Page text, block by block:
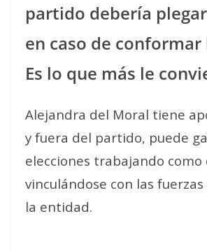
partido debería
en caso de conformar
Es lo que más le
Alejandra del Moral tiene
y fuera del partido, puede
elecciones trabajando como
vinculándose con las fuerzas
la entidad.